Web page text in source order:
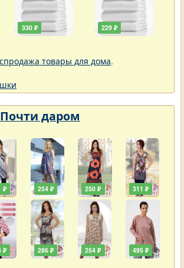
330 ₽ 229 ₽
товары для дома.
Почти даром
₽
₽
254 ₽
286 ₽
250 ₽
254 ₽
311 ₽
495 ₽